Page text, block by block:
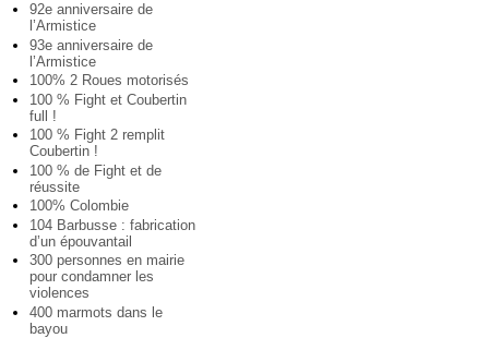
92e anniversaire de
l’Armistice
93e anniversaire de
l’Armistice
100% 2 Roues motorisés
100 % Fight et Coubertin
full !
100 % Fight 2 remplit
Coubertin !
100 % de Fight et de
réussite
100% Colombie
104 Barbusse : fabrication
d’un épouvantail
300 personnes en mairie
pour condamner les
violences
400 marmots dans le
bayou